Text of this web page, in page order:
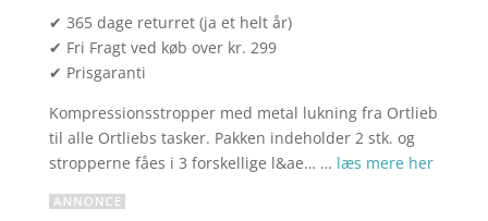
✔ 365 dage returret (ja et helt år)
✔ Fri Fragt ved køb over kr. 299
✔ Prisgaranti
Kompressionsstropper med metal lukning fra Ortlieb
til alle Ortliebs tasker. Pakken indeholder 2 stk. og
stropperne fåes i 3 forskellige l&ae… … læs mere her